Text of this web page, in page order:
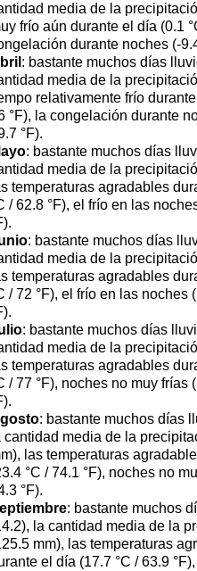
media de la
frío aún durante el día (0.1
durante noches (-
: bastante muchos días
media de la
relativamente frío
°F), la congelación durante
°F).
: bastante muchos días
media de la
temperaturas agradables
/ 62.8 °F), el frío en las
: bastante muchos días
media de la
temperaturas agradables
/ 72 °F), el frío en las noches
: bastante muchos días
media de la
temperaturas agradables
/ 77 °F), noches no muy frías
: bastante muchos días
cantidad media de la
las temperaturas
°C / 74.1 °F), noches no
°F).
: bastante muchos
la cantidad media de la
mm), las temperaturas
el día (17.7 °C / 63.9